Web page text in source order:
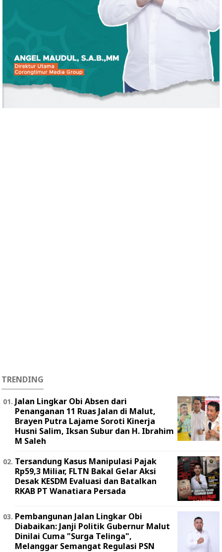
TRENDING
Jalan Lingkar Obi Absen dari
Penanganan 11 Ruas Jalan di Malut,
Brayen Putra Lajame Soroti Kinerja
Husni Salim, Iksan Subur dan H. Ibrahim
M Saleh
Tersandung Kasus Manipulasi Pajak
Rp59,3 Miliar, FLTN Bakal Gelar Aksi
Desak KESDM Evaluasi dan Batalkan
RKAB PT Wanatiara Persada ‎
Pembangunan Jalan Lingkar Obi
Diabaikan: Janji Politik Gubernur Malut
Dinilai Cuma "Surga Telinga",
Melanggar Semangat Regulasi PSN ‎